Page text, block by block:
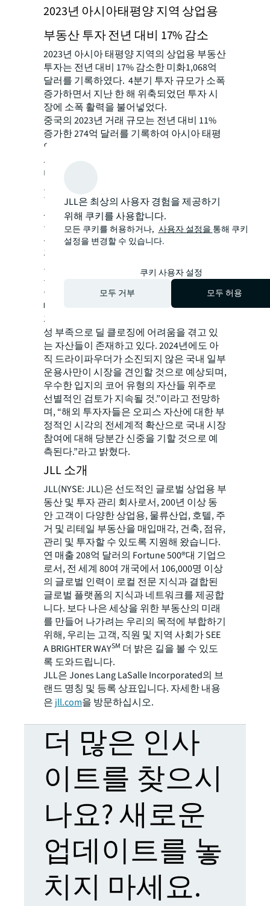
2023년 아시아태평양 지역 상업용
부동산 투자 전년 대비 17% 감소
2023년 아시아 태평양 지역의 상업용 부동산
투자는 전년 대비 17% 감소한 미화1,068억
달러를 기록하였다. 4분기 투자 규모가 소폭
증가하면서 지난 한 해 위축되었던 투자 시
장에 소폭 활력을 불어넣었다.
중국의 2023년 거래 규모는 전년 대비 11%
증가한 274억 달러를 기록하여 아시아 태평
양 지역에서 유일하게 증가세를 보였고 이어
서 일본이 245억 달러 (-1% YoY)를 기록하였
다. 싱가포르는 49%의 가장 가파른 하락세를
보였다.
한국은 166억달러 (-37% YoY)를 기록하며 아
시아 태평양 지역에서 2023년 거래 규모 3위
를 차지하였다. 우수한 입지의 코어 자산들
위주로 거래가 성사되었다. 2023년 서울 오
피스 시장은 스케일타워를 매입하며 사옥 확
보에 성공한 현대차처럼, 연말까지 전략적
투자자들의 적극적인 활동이 두드러졌다.
이기훈 JLL 코리아 캐피털 마켓 전무는 “임
대시장과 상반된 분위기가 지배적인 국내 투
자 시장의 경우, 여전히 역마진 상황과 유동
성 부족으로 딜 클로징에 어려움을 겪고 있
는 자산들이 존재하고 있다. 2024년에도 아
직 드라이파우더가 소진되지 않은 국내 일부
운용사만이 시장을 견인할 것으로 예상되며,
우수한 입지의 코어 유형의 자산들 위주로
선별적인 검토가 지속될 것.”이라고 전망하
며, “해외 투자자들은 오피스 자산에 대한 부
정적인 시각의 전세계적 확산으로 국내 시장
참여에 대해 당분간 신중을 기할 것으로 예
측된다.”라고 밝혔다.
JLL 소개
JLL(NYSE: JLL)은 선도적인 글로벌 상업용 부
동산 및 투자 관리 회사로서, 200년 이상 동
안 고객이 다양한 상업용, 물류산업, 호텔, 주
거 및 리테일 부동산을 매입매각, 건축, 점유,
관리 및 투자할 수 있도록 지원해 왔습니다.
연 매출 208억 달러의 Fortune 500®대 기업으
로서, 전 세계 80여 개국에서 106,000명 이상
의 글로벌 인력이 로컬 전문 지식과 결합된
글로벌 플랫폼의 지식과 네트워크를 제공합
니다. 보다 나은 세상을 위한 부동산의 미래
를 만들어 나가려는 우리의 목적에 부합하기
위해, 우리는 고객, 직원 및 지역 사회가 SEE
A BRIGHTER WAYSM 더 밝은 길을 볼 수 있도
록 도와드립니다.
JLL은 Jones Lang LaSalle Incorporated의 브
랜드 명칭 및 등록 상표입니다. 자세한 내용
은 jll.com을 방문하십시오.
더 많은 인사
이트를 찾으시
나요? 새로운
업데이트를 놓
치지 마세요.
JLL은 최상의 사용자 경험을 제공하기
위해 쿠키를 사용합니다.
모든 쿠키를 허용하거나, 사용자 설정을통해 쿠키
설정을 변경할 수 있습니다.
쿠키 사용자 설정
모두 거부
모두 허용